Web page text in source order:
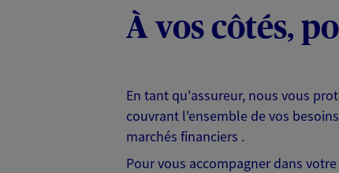
À vos côtés,
En tant qu'assureur, nous vous
couvrant l'ensemble de vos
marchés financiers .
Pour vous accompagner dans